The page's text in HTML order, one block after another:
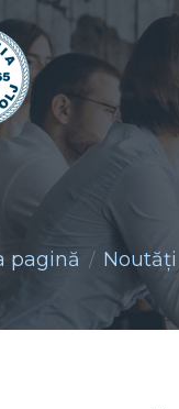
pagină Noutăţi